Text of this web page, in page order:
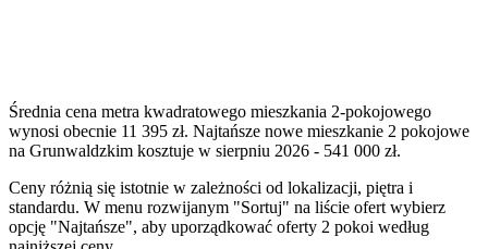
Średnia cena metra kwadratowego mieszkania 2-pokojowego
wynosi obecnie 11 395 zł. Najtańsze nowe mieszkanie 2 pokojowe
na Grunwaldzkim kosztuje w sierpniu 2026 - 541 000 zł.
Ceny różnią się istotnie w zależności od lokalizacji, piętra i
standardu. W menu rozwijanym "Sortuj" na liście ofert wybierz
opcję "Najtańsze", aby uporządkować oferty 2 pokoi według